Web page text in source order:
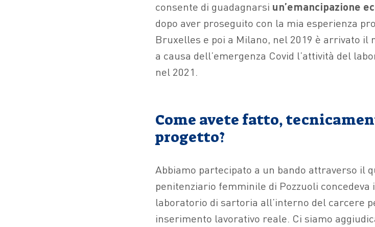
consente di guadagnarsi un’emancipazione
dopo aver proseguito con la mia esperienza
Bruxelles e poi a Milano, nel 2019 è arrivato il
a causa dell’emergenza Covid l’attività del
nel 2021.
Come avete fatto,
progetto?
Abbiamo partecipato a un bando attraverso il
penitenziario femminile di Pozzuoli
laboratorio di sartoria all’interno del carcere
inserimento lavorativo reale. Ci siamo